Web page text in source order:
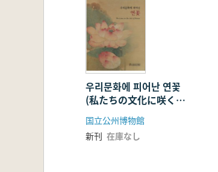
우리문화에 피어난 연꽃
(私たちの文化に咲く蓮
の花)
国立公州博物館
新刊 在庫なし